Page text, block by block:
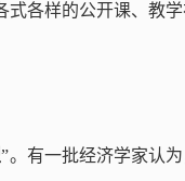
各样的公开课、教学
”。有一批经济学家认